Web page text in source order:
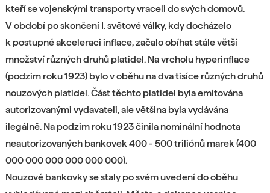
kteří se vojenskými transporty vraceli do svých domovů.
V období po skončení I. světové války, kdy docházelo
k postupné akceleraci inflace, začalo obíhat stále větší
množství různých druhů platidel. Na vrcholu hyperinflace
(podzim roku 1923) bylo v oběhu na dva tisíce různých druhů
nouzových platidel. Část těchto platidel byla emitována
autorizovanými vydavateli, ale většina byla vydávána
ilegálně. Na podzim roku 1923 činila nominální hodnota
neautorizovaných bankovek 400 - 500 triliónů marek (400
000 000 000 000 000 000).
Nouzové bankovky se staly po svém uvedení do oběhu